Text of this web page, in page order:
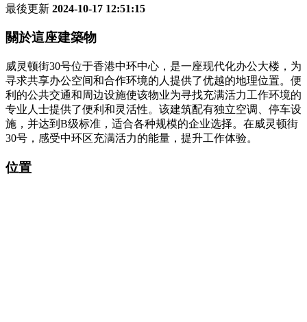
最後更新 2024-10-17 12:51:15
關於這座建築物
威灵顿街30号位于香港中环中心，是一座现代化办公大楼，为
寻求共享办公空间和合作环境的人提供了优越的地理位置。便
利的公共交通和周边设施使该物业为寻找充满活力工作环境的
专业人士提供了便利和灵活性。该建筑配有独立空调、停车设
施，并达到B级标准，适合各种规模的企业选择。在威灵顿街
30号，感受中环区充满活力的能量，提升工作体验。
位置